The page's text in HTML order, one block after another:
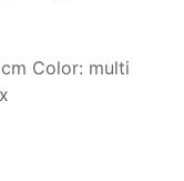
Color: multi